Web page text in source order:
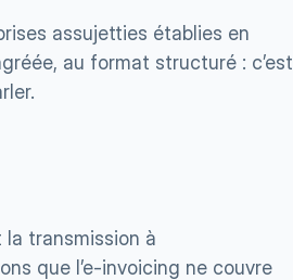
assujetties établies en
au format structuré : c’est
la transmission à
que l’e-invoicing ne couvre